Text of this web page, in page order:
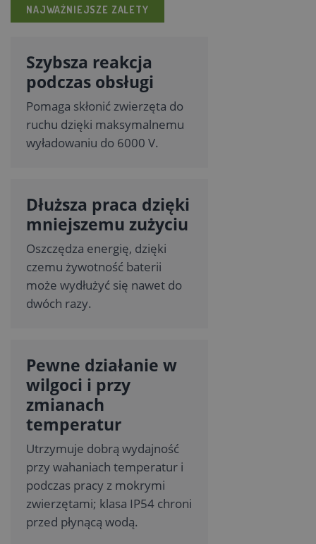
NAJWAŻNIEJSZE ZALETY
Szybsza reakcja
podczas obsługi
Pomaga skłonić zwierzęta do
ruchu dzięki maksymalnemu
wyładowaniu do 6000 V.
Dłuższa praca dzięki
mniejszemu zużyciu
Oszczędza energię, dzięki
czemu żywotność baterii
może wydłużyć się nawet do
dwóch razy.
Pewne działanie w
wilgoci i przy
zmianach
temperatur
Utrzymuje dobrą wydajność
przy wahaniach temperatur i
podczas pracy z mokrymi
zwierzętami; klasa IP54 chroni
przed płynącą wodą.